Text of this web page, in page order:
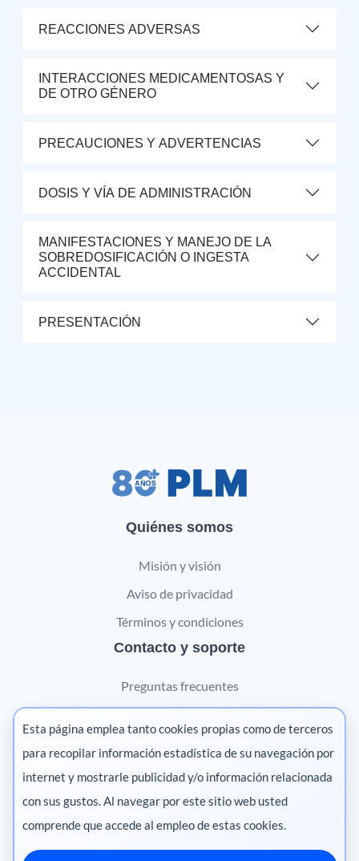
REACCIONES ADVERSAS
INTERACCIONES MEDICAMENTOSAS Y
DE OTRO GÉNERO
PRECAUCIONES Y ADVERTENCIAS
DOSIS Y VÍA DE ADMINISTRACIÓN
MANIFESTACIONES Y MANEJO DE LA
SOBREDOSIFICACIÓN O INGESTA
ACCIDENTAL
PRESENTACIÓN
Quiénes somos
Misión y visión
Aviso de privacidad
Términos y condiciones
Contacto y soporte
Preguntas frecuentes
Contáctanos
Marketing digital
Pharma
Esta página emplea tanto cookies propias como de terceros
para recopilar información estadística de su navegación por
internet y mostrarle publicidad y/o información relacionada
con sus gustos. Al navegar por este sitio web usted
comprende que accede al empleo de estas cookies.